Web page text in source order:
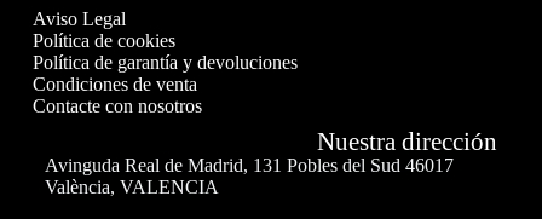
Aviso Legal
Política de cookies
Política de garantía y devoluciones
Condiciones de venta
Contacte con nosotros
Nuestra dirección
Avinguda Real de Madrid, 131 Pobles del Sud 46017
València, VALENCIA